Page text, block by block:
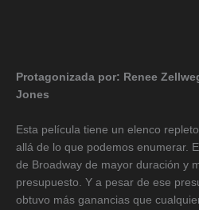
Protagonizada por: Renee
Jones
Esta película tiene un elenco
allá de lo que podemos enumerar.
de Broadway de mayor duración y
presupuesto. Y a pesar de ese
obtuvo más ganancias que